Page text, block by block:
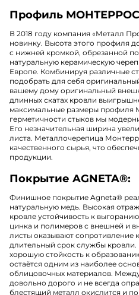
Профиль
В 2018 году компания «Металл
новинку. Высота этого профиля
с нижней кромкой, обрезанной
натуральную керамическую
Европе. Комбинируя различные
подобрать для себя
вашему дому оригинальный
длинных скатах кровли
максимальные размеры профиля
герметичности стыков мы
Его незначительная ширина
листа. Металлочерепица
качественного сырья, что
продукции.
Покрытие AGNETA®:
Финишное покрытие Agneta®
натуральную медь. Высокая
кровле устойчивость к
цинка и полимеров с внешней и
листы оказывают сопротивление
длительный срок службы
хорошую стойкость к
остаётся одним из наиболее
облицовочных материалов.
довольно дорого и не всегда
блестящий металл окислится и